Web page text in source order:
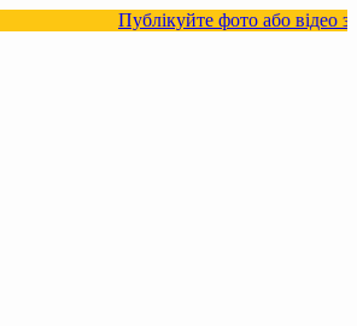
Публікуйте фото або відео з нашими